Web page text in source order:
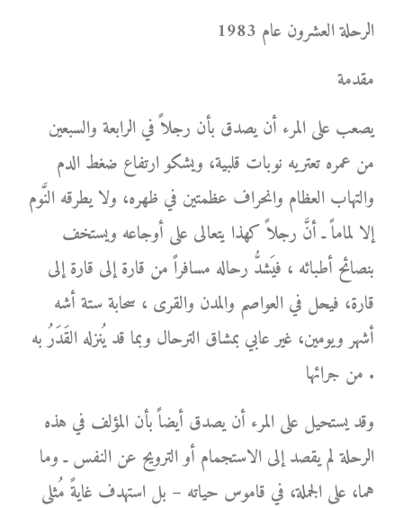
الرحلة العشرون عام 1983
مقدمة
يصعب على المرء أن يصدق بأن رجلاً في الرابعة والسبعين
من عمره تعتريه نوبات قلبية، ويشكو ارتفاع ضغط الدم
والتهاب العظام وانحراف عظمتين في ظهره، ولا يطرقه النَّوم
إلا لماماً ـ أنَّ رجلاً كهذا يتعالى على أوجاعه ويستخف
بنصائح أطبائه ، فيَشدُّ رحاله مسافراً من قارة إلى قارة إلى
قارة، فيحل في العواصم والمدن والقرى ، سحابة ستة أشه
أشهر ويومين، غير عابي بمشاق الترحال وبما قد يُنزله القَدَرُ به
من جرائها .
وقد يستحيل على المرء أن يصدق أيضاً بأن المؤلف في هذه
الرحلة لم يقصد إلى الاستجمام أو الترويح عن النفس ـ وما
هما، على الجملة، في قاموس حياته – بل استهدف غايةً مُثلى